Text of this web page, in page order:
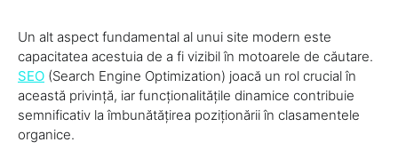
Un alt aspect fundamental al unui site modern este
capacitatea acestuia de a fi vizibil în motoarele de căutare.
SEO (Search Engine Optimization) joacă un rol crucial în
această privință, iar funcționalitățile dinamice contribuie
semnificativ la îmbunătățirea poziționării în clasamentele
organice.